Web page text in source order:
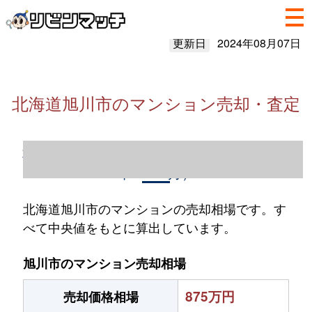
更新日 2024年08月07日
北海道旭川市のマンション売却・査定
北海道旭川市のマンション売却情報（2023
北海道旭川市のマンションの売却相場です。す
べて中央値をもとに算出しています。
旭川市のマンション売却相場
売却価格相場
875万円